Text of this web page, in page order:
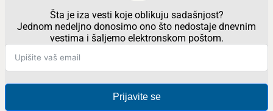
Šta je iza vesti koje oblikuju sadašnjost?
Jednom nedeljno donosimo ono što nedostaje dnevnim
vestima i šaljemo elektronskom poštom.
Prijavite se